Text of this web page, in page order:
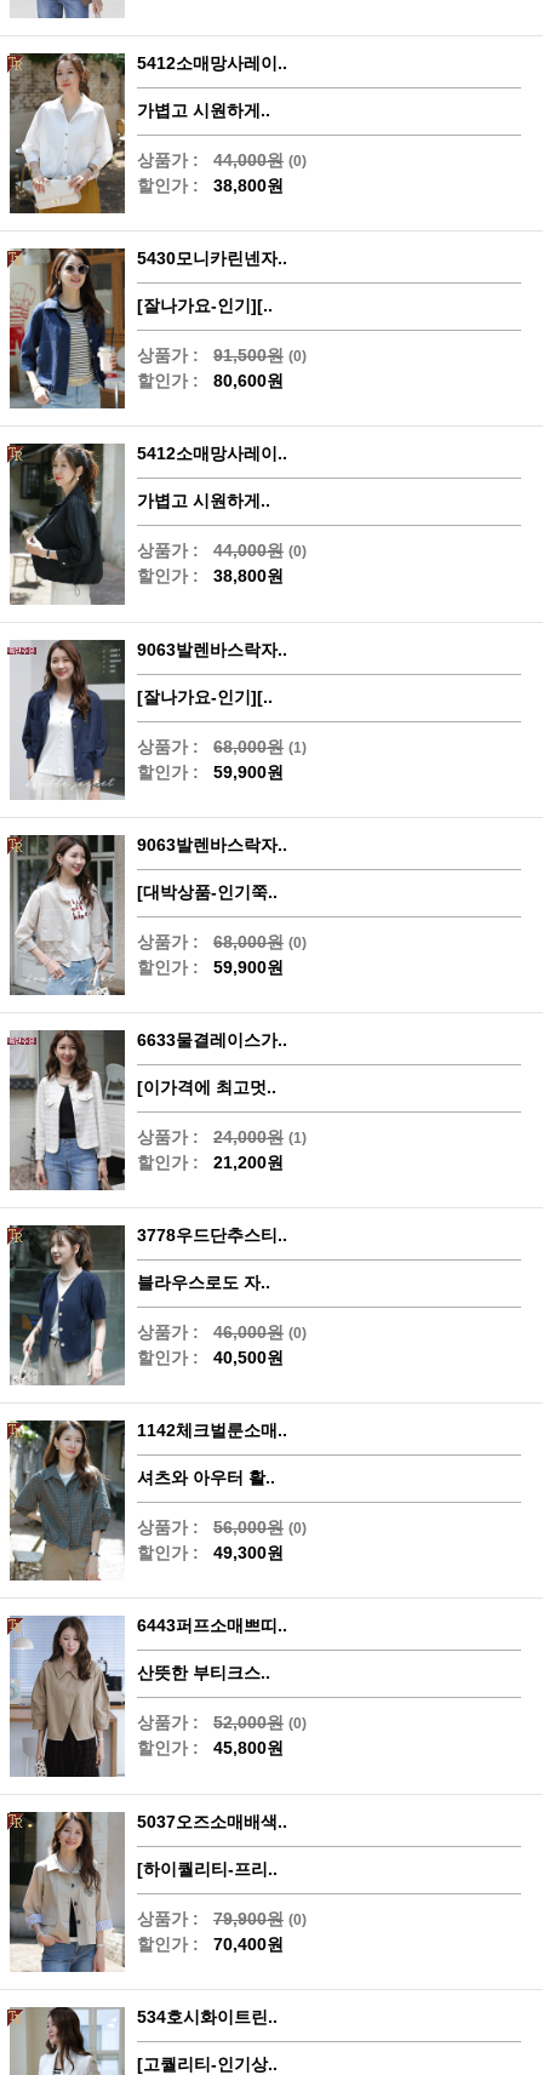
5412소매망사레이..
가볍고 시원하게..
상품가 : 44,000원 (0)
할인가 : 38,800원
5430모니카린넨자..
[잘나가요-인기][..
상품가 : 91,500원 (0)
할인가 : 80,600원
5412소매망사레이..
가볍고 시원하게..
상품가 : 44,000원 (0)
할인가 : 38,800원
9063발렌바스락자..
[잘나가요-인기][..
상품가 : 68,000원 (1)
할인가 : 59,900원
9063발렌바스락자..
[대박상품-인기쭉..
상품가 : 68,000원 (0)
할인가 : 59,900원
6633물결레이스가..
[이가격에 최고멋..
상품가 : 24,000원 (1)
할인가 : 21,200원
3778우드단추스티..
블라우스로도 자..
상품가 : 46,000원 (0)
할인가 : 40,500원
1142체크벌룬소매..
셔츠와 아우터 활..
상품가 : 56,000원 (0)
할인가 : 49,300원
6443퍼프소매쁘띠..
산뜻한 부티크스..
상품가 : 52,000원 (0)
할인가 : 45,800원
5037오즈소매배색..
[하이퀄리티-프리..
상품가 : 79,900원 (0)
할인가 : 70,400원
534호시화이트린..
[고퀄리티-인기상..